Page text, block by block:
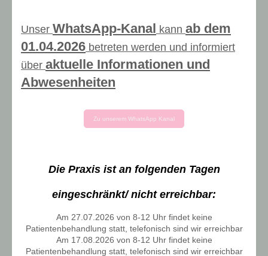
Unser WhatsApp-Kanal kann ab dem
01.04.2026 betreten werden und informiert
über aktuelle Informationen und
Abwesenheiten
Zu unserem WhatsApp Kanal
Die Praxis ist an folgenden Tagen
eingeschränkt/ nicht erreichbar:
Am 27.07.2026 von 8-12 Uhr findet keine
Patientenbehandlung statt, telefonisch sind wir erreichbar
Am 17.08.2026 von 8-12 Uhr findet keine
Patientenbehandlung statt, telefonisch sind wir erreichbar